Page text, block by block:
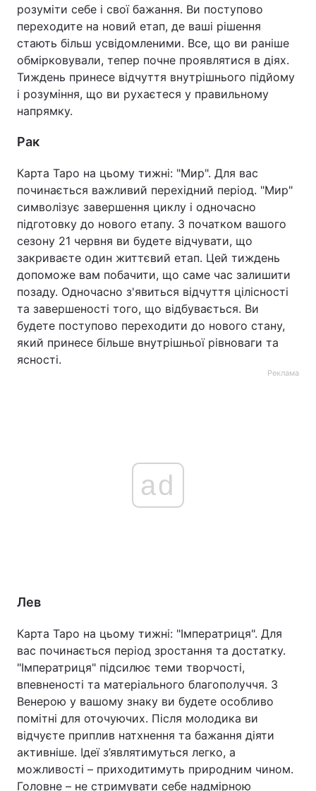
розуміти себе і свої бажання. Ви поступово
переходите на новий етап, де ваші рішення
стають більш усвідомленими. Все, що ви раніше
обмірковували, тепер почне проявлятися в діях.
Тиждень принесе відчуття внутрішнього підйому
і розуміння, що ви рухаєтеся у правильному
напрямку.
Рак
Карта Таро на цьому тижні: "Мир". Для вас
починається важливий перехідний період. "Мир"
символізує завершення циклу і одночасно
підготовку до нового етапу. З початком вашого
сезону 21 червня ви будете відчувати, що
закриваєте один життєвий етап. Цей тиждень
допоможе вам побачити, що саме час залишити
позаду. Одночасно з'явиться відчуття цілісності
та завершеності того, що відбувається. Ви
будете поступово переходити до нового стану,
який принесе більше внутрішньої рівноваги та
ясності.
Реклама
ad
Лев
Карта Таро на цьому тижні: "Імператриця". Для
вас починається період зростання та достатку.
"Імператриця" підсилює теми творчості,
впевненості та матеріального благополуччя. З
Венерою у вашому знаку ви будете особливо
помітні для оточуючих. Після молодика ви
відчуєте приплив натхнення та бажання діяти
активніше. Ідеї з’являтимуться легко, а
можливості – приходитимуть природним чином.
Головне – не стримувати себе надмірною